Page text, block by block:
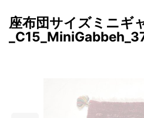
座布団サイズミニギ